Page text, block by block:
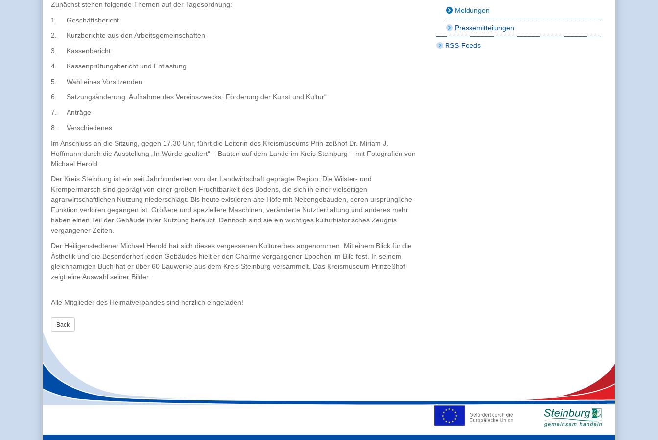
Zunächst stehen folgende Themen auf der Tagesordnung:
1.
Geschäftsbericht
2.
Kurzberichte aus den Arbeitsgemeinschaften
3.
Kassenbericht
4.
Kassenprüfungsbericht und Entlastung
5.
Wahl eines Vorsitzenden
6.
Satzungsänderung: Aufnahme des Vereinszwecks „Förderung der Kunst und Kultur“
7.
Anträge
8.
Verschiedenes
Im Anschluss an die Sitzung, gegen 17.30 Uhr, führt die Leiterin des Kreismuseums Prin-zeßhof Dr. Miriam J.
Hoffmann durch die Ausstellung „In Würde gealtert“ – Bauten auf dem Lande im Kreis Steinburg – mit Fotografien von
Michael Herold.
Der Kreis Steinburg ist ein seit Jahrhunderten von der Landwirtschaft geprägte Region. Die Wilster- und
Krempermarsch sind geprägt von einer großen Fruchtbarkeit des Bodens, die sich in einer vielseitigen
agrarwirtschaftlichen Nutzung niederschlägt. Bis heute existieren alte Höfe mit Nebengebäuden, deren ursprüngliche
Funktion verloren gegangen ist. Größere und speziellere Maschinen, veränderte Nutztierhaltung und anderes mehr
haben einen Teil der Gebäude ihrer Nutzung beraubt. Dennoch sind sie ein wichtiges kulturhistorisches Zeugnis
vergangener Zeiten.
Der Heiligenstedtener Michael Herold hat sich dieses vergessenen Kulturerbes angenommen. Mit einem Blick für die
Ästhetik und die Besonderheit jeden Gebäudes hielt er den Charme vergangener Epochen im Bild fest. In seinem
gleichnamigen Buch hat er über 60 Bauwerke aus dem Kreis Steinburg versammelt. Das Kreismuseum Prinzeßhof
zeigt eine Auswahl seiner Bilder.
Alle Mitglieder des Heimatverbandes sind herzlich eingeladen!
Back
Meldungen
Pressemitteilungen
RSS-Feeds